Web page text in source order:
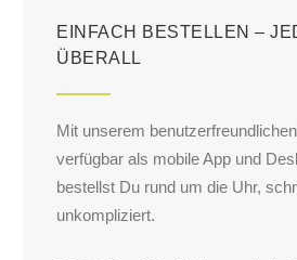
EINFACH BESTELLEN –
ÜBERALL
Mit unserem
verfügbar als mobile App und
bestellst Du rund um die Uhr,
unkompliziert.